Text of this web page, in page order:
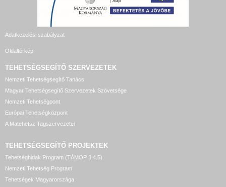
Adatkezelési szabályzat
Oldaltérkép
TEHETSÉGSEGÍTŐ SZERVEZETEK
Nemzeti Tehetségsegítő Tanács
Magyar Tehetségsegítő Szervezetek Szövetsége
Nemzeti Tehetségpont
Európai Tehetségközpont
A Matehetsz Tagszervezetei
TEHETSÉGSEGÍTŐ PROJEKTEK
Tehetséghidak Program (TÁMOP 3.4.5)
Nemzeti Tehetség Program
Tehetségek Magyarországa